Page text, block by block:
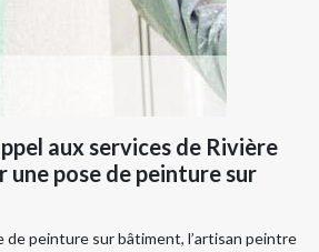
aux services de Rivière
une pose de peinture sur
de peinture sur bâtiment, l’artisan peintre